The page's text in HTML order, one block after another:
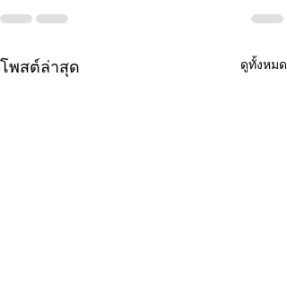
โพสต์ล่าสุด ดูทั้งหมด